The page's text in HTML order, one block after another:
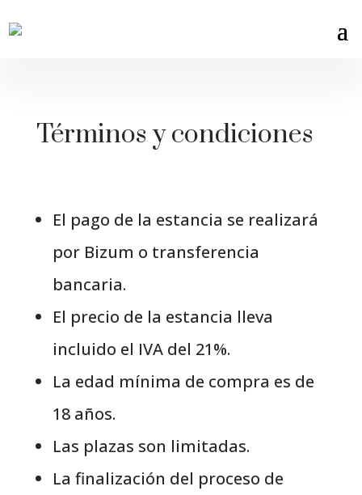
Términos y condiciones
El pago de la estancia se realizará
por Bizum o transferencia
bancaria.
El precio de la estancia lleva
incluido el IVA del 21%.
La edad mínima de compra es de
18 años.
Las plazas son limitadas.
La finalización del proceso de